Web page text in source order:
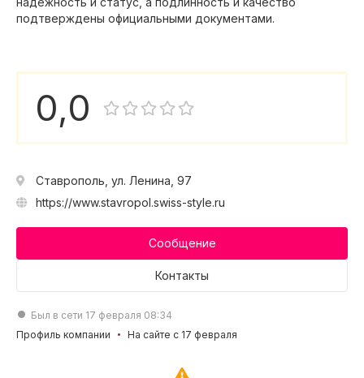
подтверждены официальными документами.
0,0
Ставрополь, ул. Ленина, 97
https://www.stavropol.swiss-style.ru
Сообщение
Контакты
Был в сети 17 февраля 08:34
Профиль компании
На сайте с 17 февраля